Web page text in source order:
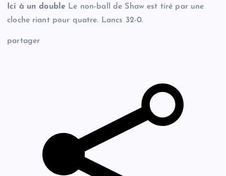
Ici à un double Le non-ball de Shaw est tiré par une
cloche riant pour quatre. Lancs 32-0.
partager